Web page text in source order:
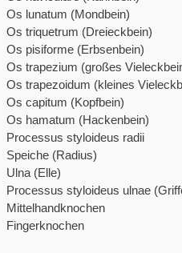
Os lunatum (Mondbein)
Os triquetrum (Dreieckbein)
Os pisiforme (Erbsenbein)
Os trapezium (großes
Os trapezoidum (kleines
Os capitum (Kopfbein)
Os hamatum (Hackenbein)
Processus styloideus radii
Speiche (Radius)
Ulna (Elle)
Processus styloideus ulnae
Mittelhandknochen
Fingerknochen